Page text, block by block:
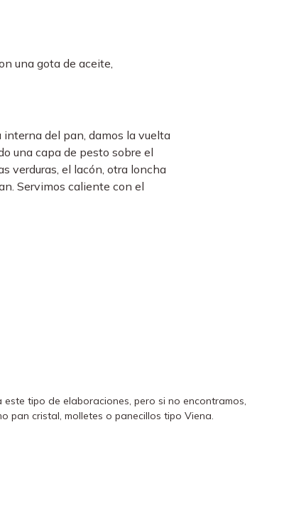
una gota de aceite,
del pan, damos la vuelta
una capa de pesto sobre el
verduras, el lacón, otra loncha
Servimos caliente con el
tipo de elaboraciones, pero si no encontramos,
pan cristal, molletes o panecillos tipo Viena.